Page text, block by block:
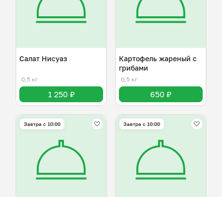
Салат Нисуаз
0,5 кг
1 250 ₽
Картофель жареный с
грибами
0,5 кг
650 ₽
Завтра c 10:00 Завтра c 10:00